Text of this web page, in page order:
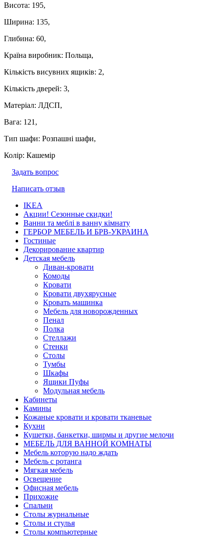
Висота: 195,
Ширина: 135,
Глибина: 60,
Країна виробник: Польща,
Кількість висувних ящиків: 2,
Кількість дверей: 3,
Матеріал: ЛДСП,
Вага: 121,
Тип шафи: Розпашні шафи,
Колір: Кашемір
Задать вопрос
Написать отзыв
IKEA
Акции! Сезонные скидки!
Ванни та меблі в ванну кімнату
ГЕРБОР МЕБЕЛЬ И БРВ-УКРАИНА
Гостиные
Декорирование квартир
Детская мебель
Диван-кровати
Комоды
Кровати
Кровати двухярусные
Кровать машинка
Мебель для новорожденных
Пенал
Полка
Стеллажи
Стенки
Столы
Тумбы
Шкафы
Ящики Пуфы
Модульная мебель
Кабинеты
Камины
Кожаные кровати и кровати тканевые
Кухни
Кушетки, банкетки, ширмы и другие мелочи
МЕБЕЛЬ ДЛЯ ВАННОЙ КОМНАТЫ
Мебель которую надо ждать
Мебель с ротанга
Мягкая мебель
Освещение
Офисная мебель
Прихожие
Спальни
Столы журнальные
Столы и стулья
Столы компьютерные